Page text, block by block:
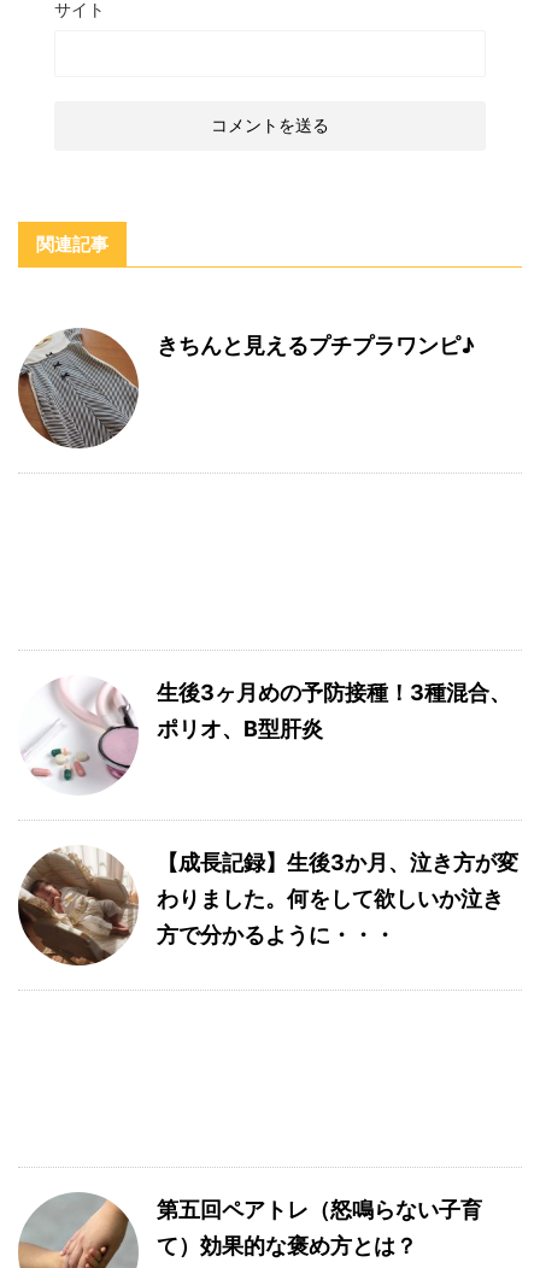
サイト
関連記事
きちんと見えるプチプラワンピ♪
生後3ヶ月めの予防接種！3種混合、
ポリオ、B型肝炎
【成長記録】生後3か月、泣き方が変
わりました。何をして欲しいか泣き
方で分かるように・・・
第五回ペアトレ（怒鳴らない子育
て）効果的な褒め方とは？